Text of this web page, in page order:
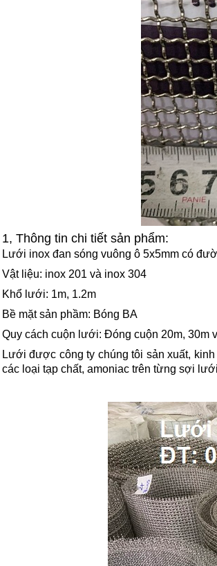
1, Thông tin chi tiết sản phẩm:
Lưới inox đan sóng vuông ô 5x5mm có
Vật liệu: inox 201 và inox 304
Khổ lưới: 1m, 1.2m
Bề mặt sản phầm: Bóng BA
Quy cách cuộn lưới: Đóng cuộn 20m, 30m
Lưới được công ty chúng tôi sản xuất,
các loại tạp chất, amoniac trên từng sợi